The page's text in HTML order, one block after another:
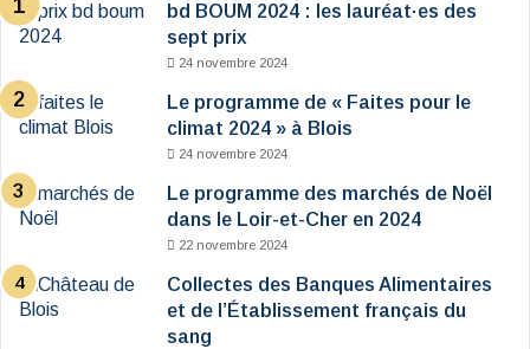
bd BOUM 2024 : les lauréat·es des
sept prix
24 novembre 2024
Le programme de « Faites pour le
climat 2024 » à Blois
24 novembre 2024
Le programme des marchés de Noël
dans le Loir-et-Cher en 2024
22 novembre 2024
Collectes des Banques Alimentaires
et de l’Établissement français du
sang